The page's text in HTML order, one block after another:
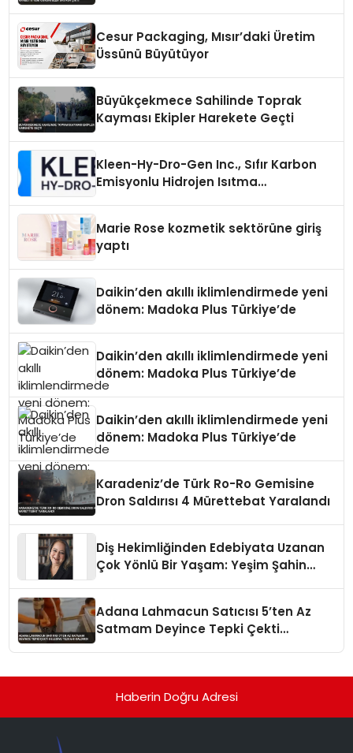
Cesur Packaging, Mısır’daki Üretim
Üssünü Büyütüyor
Büyükçekmece Sahilinde Toprak
Kayması Ekipler Harekete Geçti
Kleen-Hy-Dro-Gen Inc., Sıfır Karbon
Emisyonlu Hidrojen Isıtma
Marie Rose kozmetik sektörüne giriş
yaptı
Daikin’den akıllı iklimlendirmede yeni
dönem: Madoka Plus Türkiye’de
Daikin’den akıllı iklimlendirmede yeni
dönem: Madoka Plus Türkiye’de
Daikin’den akıllı iklimlendirmede yeni
dönem: Madoka Plus Türkiye’de
Karadeniz’de Türk Ro-Ro Gemisine
Dron Saldırısı 4 Mürettebat Yaralandı
Diş Hekimliğinden Edebiyata Uzanan
Çok Yönlü Bir Yaşam: Yeşim Şahin
Adana Lahmacun Satıcısı 5’ten Az
Satmam Deyince Tepki Çekti
Haberin Doğru Adresi